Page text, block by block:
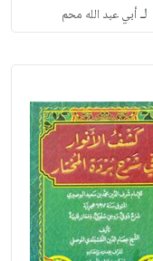
لـأبي عبد الله محم